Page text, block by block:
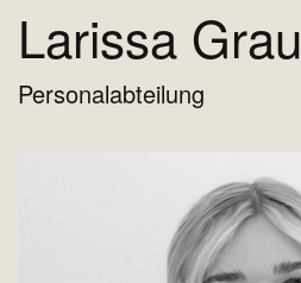
Larissa Grau
Personalabteilung